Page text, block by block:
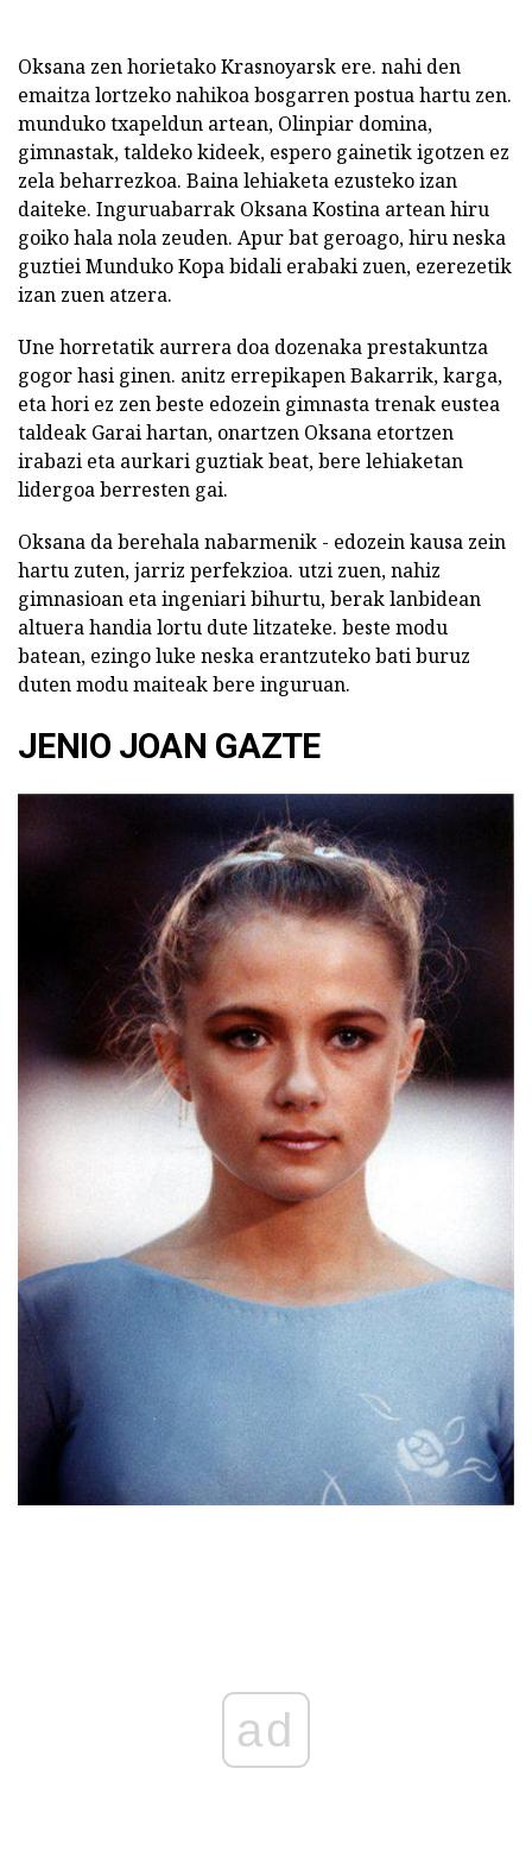
Oksana zen horietako Krasnoyarsk ere. nahi den
emaitza lortzeko nahikoa bosgarren postua hartu zen.
munduko txapeldun artean, Olinpiar domina,
gimnastak, taldeko kideek, espero gainetik igotzen ez
zela beharrezkoa. Baina lehiaketa ezusteko izan
daiteke. Inguruabarrak Oksana Kostina artean hiru
goiko hala nola zeuden. Apur bat geroago, hiru neska
guztiei Munduko Kopa bidali erabaki zuen, ezerezetik
izan zuen atzera.
Une horretatik aurrera doa dozenaka prestakuntza
gogor hasi ginen. anitz errepikapen Bakarrik, karga,
eta hori ez zen beste edozein gimnasta trenak eustea
taldeak Garai hartan, onartzen Oksana etortzen
irabazi eta aurkari guztiak beat, bere lehiaketan
lidergoa berresten gai.
Oksana da berehala nabarmenik - edozein kausa zein
hartu zuten, jarriz perfekzioa. utzi zuen, nahiz
gimnasioan eta ingeniari bihurtu, berak lanbidean
altuera handia lortu dute litzateke. beste modu
batean, ezingo luke neska erantzuteko bati buruz
duten modu maiteak bere inguruan.
JENIO JOAN GAZTE
ad